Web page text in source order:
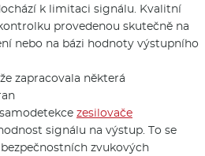
k limitaci signálu. Kvalitní
provedenou skutečně na
nebo na bázi hodnoty výstupního
zapracovala některá
zesilovače
signálu na výstup. To se
zvukových